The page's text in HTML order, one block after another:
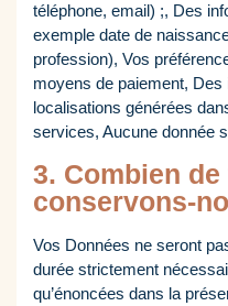
téléphone, email) ;, Des
exemple date de
profession), Vos
moyens de paiement,
localisations générées
services, Aucune donnée
3. Combien de
conservons-
Vos Données ne seront
durée strictement
qu’énoncées dans la